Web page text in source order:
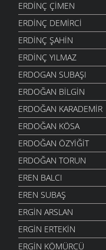
ERDINÇ ÇIMEN
ERDINÇ DEMIRCI
ERDINÇ ŞAHIN
ERDINÇ YILMAZ
ERDOGAN SUBAŞI
ERDOĞAN BILGIN
ERDOĞAN KARADEMIR
ERDOĞAN KÖSA
ERDOĞAN ÖZYIĞIT
ERDOĞAN TORUN
EREN BALCI
EREN SUBAŞ
ERGIN ARSLAN
ERGIN ERTEKIN
ERGIN KÖMÜRCÜ